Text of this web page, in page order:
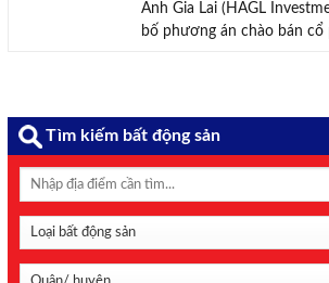
Anh Gia Lai (HAGL
bố phương án chào bán cổ
Tìm kiếm bất động sản